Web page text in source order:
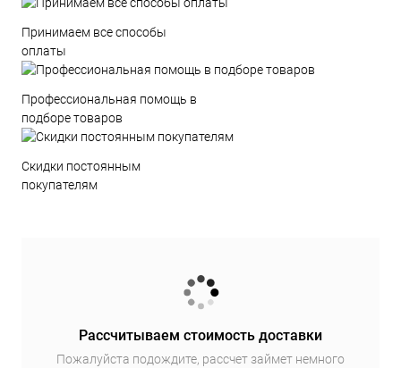
Принимаем все способы
оплаты
Профессиональная помощь в
подборе товаров
Скидки постоянным
покупателям
Рассчитываем стоимость доставки
Пожалуйста подождите, рассчет займет немного